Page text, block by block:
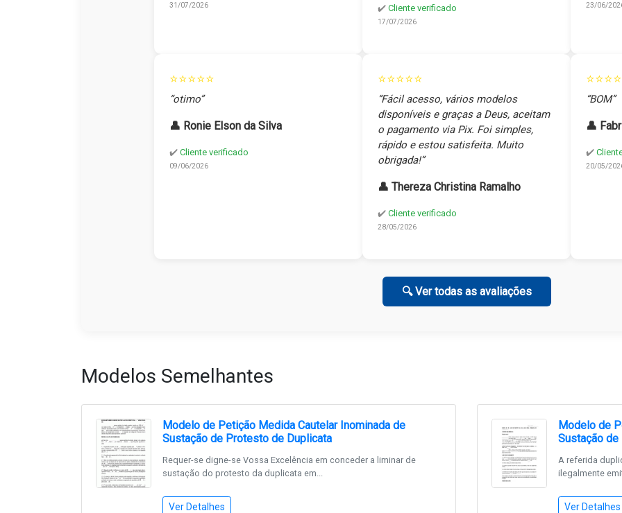
31/07/2026 ✔️ Cliente verificado
17/07/2026
23/06/
⭐⭐⭐⭐⭐
“otimo”
👤 Ronie Elson da Silva
✔️ Cliente verificado
09/06/2026
⭐⭐⭐⭐⭐
“Fácil acesso, vários modelos
disponíveis e graças a Deus, aceitam
o pagamento via Pix. Foi simples,
rápido e estou satisfeita. Muito
obrigada!”
👤 Thereza Christina Ramalho
✔️ Cliente verificado
28/05/2026
“BOM”
👤
✔️
20/05/
🔍 Ver todas as avaliações
Modelos Semelhantes
Modelo de Petição Medida Cautelar Inominada de
Sustação de Protesto de Duplicata
Requer-se digne-se Vossa Excelência em conceder a liminar de
sustação do protesto da duplicata em...
Ver Detalhes
Modelo de
Sustação
A referida
ilegalmente
Ver Detalhes